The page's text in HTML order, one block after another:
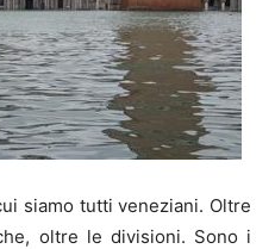
siamo tutti veneziani. Oltre
oltre le divisioni. Sono i